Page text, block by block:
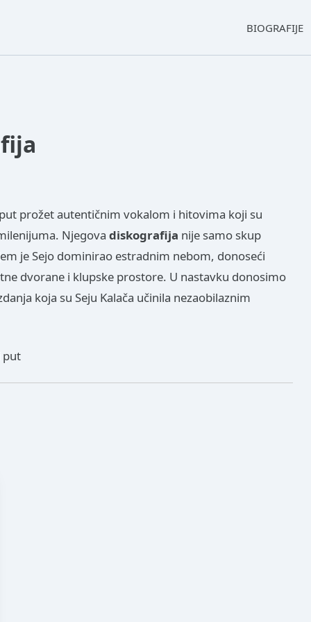
BIOGRAFIJE
prožet autentičnim vokalom i hitovima koji su
Njegova diskografija nije samo skup
je Sejo dominirao estradnim nebom, donoseći
dvorane i klupske prostore. U nastavku donosimo
koja su Seju Kalača učinila nezaobilaznim
put